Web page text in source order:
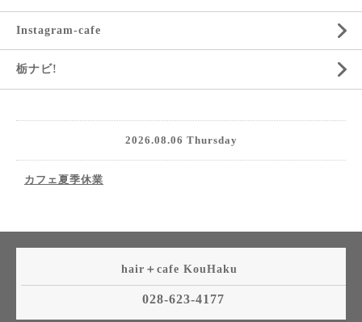
Instagram-cafe
栃ナビ!
2026.08.06 Thursday
カフェ夏季休業
hair＋cafe KouHaku
028-623-4177